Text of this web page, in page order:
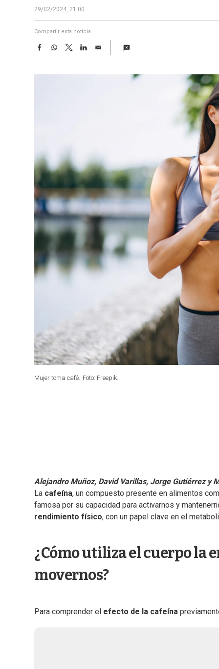
29/02/2024, 21:00
Compartir esta noticia
F
e
W
t
T
w
t
L
k
E
Mujer toma café. Foto: Freepik.
Alejandro Muñoz, David Varillas, Jorge Gutiérrez y
La cafeína, un compuesto presente en alimentos
famosa por su capacidad para activarnos y
rendimiento físico, con un papel clave en el
¿Cómo utiliza el cuerpo la
movernos?
Para comprender el efecto de la cafeína